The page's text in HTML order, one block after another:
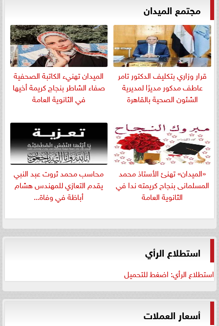
مجتمع الميدان
قرار وزاري بتكليف الدكتور تامر
عاطف مدكور مديرًا لمديرية
الشئون الصحية بالقاهرة
الميدان تهنيء الكاتبة الصحفية
صفاء الشاطر بنجاج كريمة أخيها
في الثانوية العامة
«الميدان» تهنئ الأستاذ محمد
المسلمانى بنجاح كريمته ندا في
الثانوية العامة
​محاسب محمد ثروت عبد النبي
يقدم التعازي للمهندس هشام
أباظة في وفاة...
استطلاع الرأي
استطلاع الرأي: اضغط للتحميل
أسعار العملات